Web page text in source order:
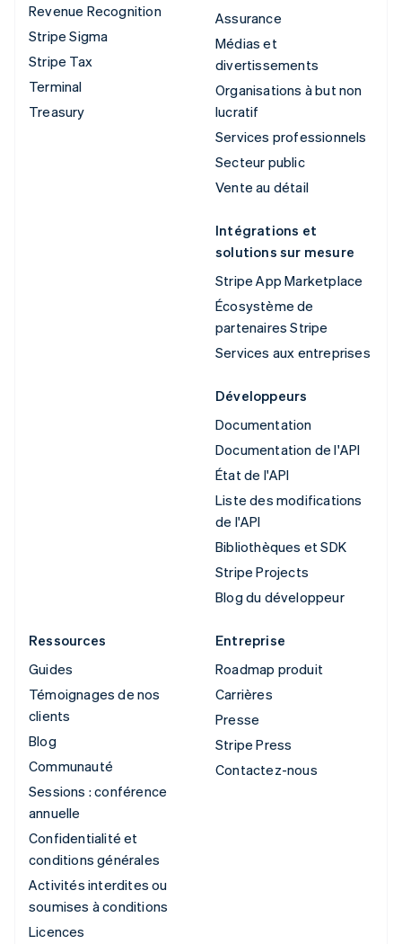
Revenue Recognition
Stripe Sigma
Stripe Tax
Terminal
Treasury
Assurance
Médias et
divertissements
Organisations à but non
lucratif
Services professionnels
Secteur public
Vente au détail
Intégrations et
solutions sur mesure
Stripe App Marketplace
Écosystème de
partenaires Stripe
Services aux entreprises
Développeurs
Documentation
Documentation de l'API
État de l'API
Liste des modifications
de l'API
Bibliothèques et SDK
Stripe Projects
Blog du développeur
Ressources
Guides
Témoignages de nos
clients
Blog
Communauté
Sessions : conférence
annuelle
Confidentialité et
conditions générales
Activités interdites ou
soumises à conditions
Licences
Entreprise
Roadmap produit
Carrières
Presse
Stripe Press
Contactez-nous